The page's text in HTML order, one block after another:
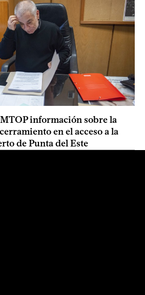
información sobre la
en el acceso a la
de Punta del Este